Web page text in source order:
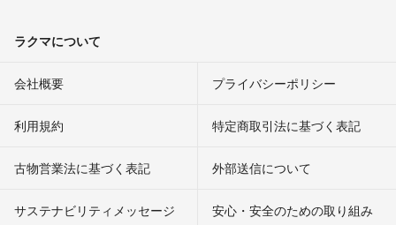
ラクマについて
会社概要 プライバシーポリシー
利用規約 特定商取引法に基づく表記
古物営業法に基づく表記 外部送信について
サステナビリティメッセージ 安心・安全のための取り組み